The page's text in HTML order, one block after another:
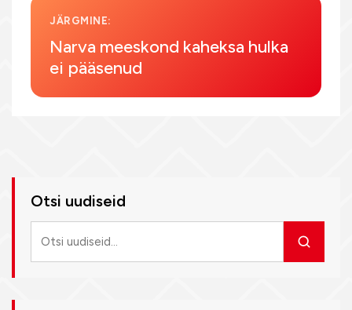
JÄRGMINE:
Narva meeskond kaheksa hulka
ei pääsenud
Otsi uudiseid
uudiseid